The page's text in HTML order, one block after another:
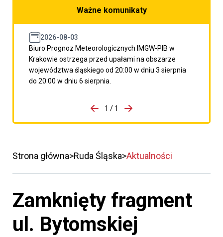
Ważne komunikaty
2026-08-03
Biuro Prognoz Meteorologicznych IMGW-PIB w
Krakowie ostrzega przed upałami na obszarze
województwa śląskiego od 20:00 w dniu 3 sierpnia
do 20:00 w dniu 6 sierpnia.
porzpedniego komunikatu
1 / 1
Przejdź do następnego
Strona główna Ruda Śląska Aktualności
Zamknięty fragment
ul. Bytomskiej